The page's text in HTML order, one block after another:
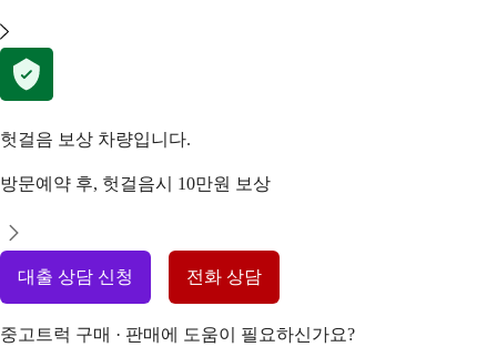
헛걸음 보상 차량입니다.
방문예약 후, 헛걸음시 10만원 보상
대출 상담 신청 전화 상담
중고트럭 구매 · 판매에 도움이 필요하신가요?